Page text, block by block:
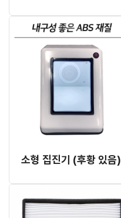
소형 집진기 (후황 있음)